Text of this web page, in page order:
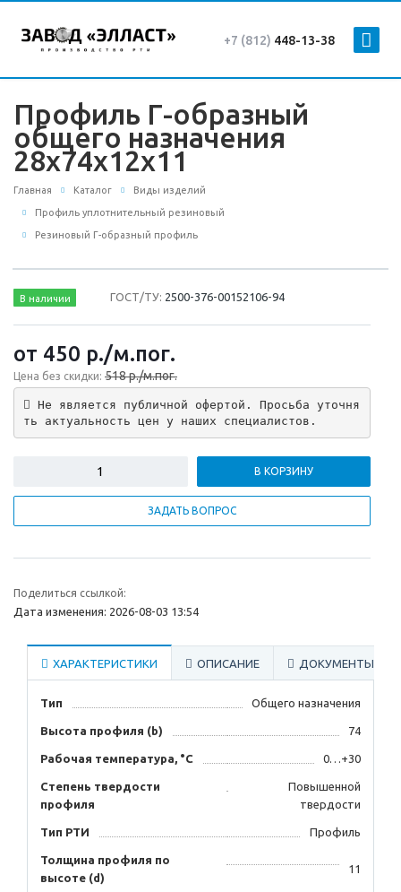
+7 (812) 448-13-38
Профиль Г-образный
общего назначения
28х74х12х11
Главная Каталог Виды изделий
Профиль уплотнительный резиновый
Резиновый Г-образный профиль
В наличии ГОСТ/ТУ: 2500-376-00152106-94
от 450 р./м.пог.
Цена без скидки: 518 р./м.пог.
Не является публичной офертой. Просьба уточня
ть актуальность цен у наших специалистов.
В КОРЗИНУ
ЗАДАТЬ ВОПРОС
Поделиться ссылкой:
Дата изменения: 2026-08-03 13:54
ХАРАКТЕРИСТИКИ ОПИСАНИЕ ДОКУМЕНТЫ
Тип Общего назначения
Высота профиля (b) 74
Рабочая температура, °C 0…+30
Степень твердости
профиля
Повышенной
твердости
Тип РТИ Профиль
Толщина профиля по
высоте (d)
11